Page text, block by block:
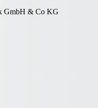
GmbH & Co KG